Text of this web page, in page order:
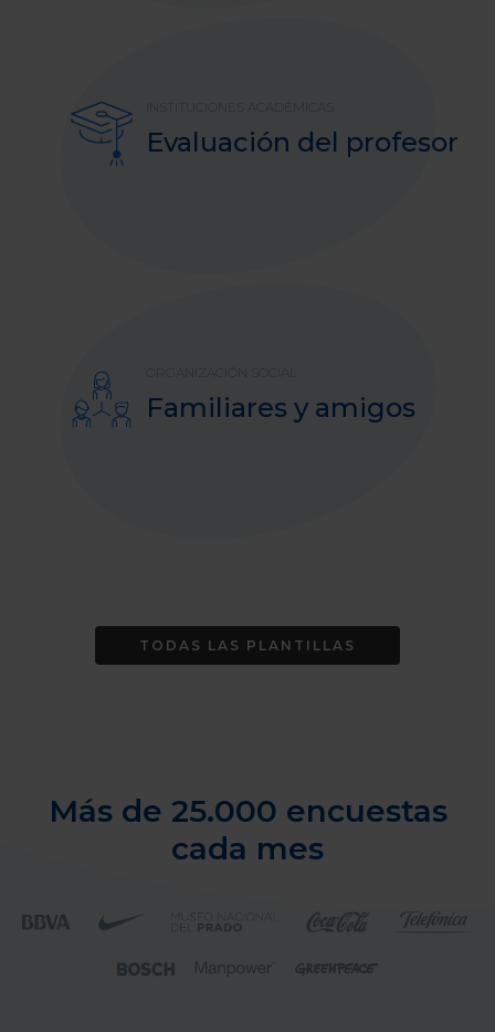
Evaluación del profesor
Familiares y amigos
TODAS LAS PLANTILLAS
Más de 25.000 encuestas
cada mes